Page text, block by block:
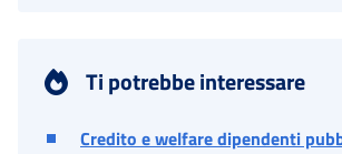
Ti potrebbe interessare
Credito e welfare dipendenti